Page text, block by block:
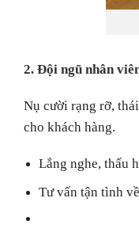
2. Đội ngũ nhân
Nụ cười rạng rỡ,
cho khách hàng.
Lắng nghe, thấu
Tư vấn tận tình